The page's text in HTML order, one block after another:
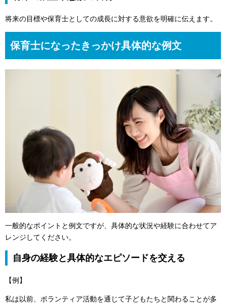
将来の目標や保育士としての成長に対する意欲を明確に伝えます。
保育士になったきっかけ具体的な例文
一般的なポイントと例文ですが、具体的な状況や経験に合わせてア
レンジしてください。
自身の経験と具体的なエピソードを交える
【例】
私は以前、ボランティア活動を通じて子どもたちと関わることが多